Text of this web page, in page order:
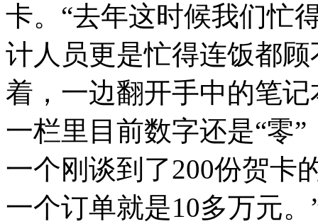
卡。“去年这时候我们忙
计人员更是忙得连饭都
着，一边翻开手中的笔
一栏里目前数字还是“零
一个刚谈到了200份贺卡
一个订单就是10多万元